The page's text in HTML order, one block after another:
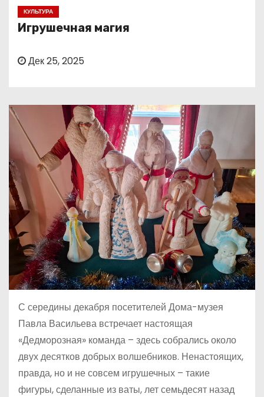
КУЛЬТУРА
Игрушечная магия
Дек 25, 2025
С середины декабря посетителей Дома-музея
Павла Васильева встречает настоящая
«Дедморозная» команда – здесь собрались около
двух десятков добрых волшебников. Ненастоящих,
правда, но и не совсем игрушечных – такие
фигуры, сделанные из ваты, лет семьдесят назад